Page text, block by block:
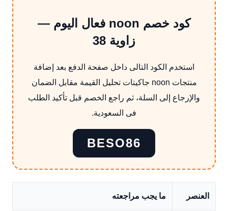
كود خصم noon فعال اليوم —
زاوية 38
استخدم الكود التالى داخل صفحة الدفع بعد إضافة
منتجات noon جاكيتات تحليل القيمة مقابل الضمان
والإرجاع إلى السلة، ثم راجع الخصم قبل تأكيد الطلب
فى السعودية.
BESO86
العنصر ما يجب مراجعته